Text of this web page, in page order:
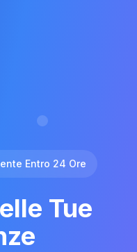
Entro 24 Ore
Tue